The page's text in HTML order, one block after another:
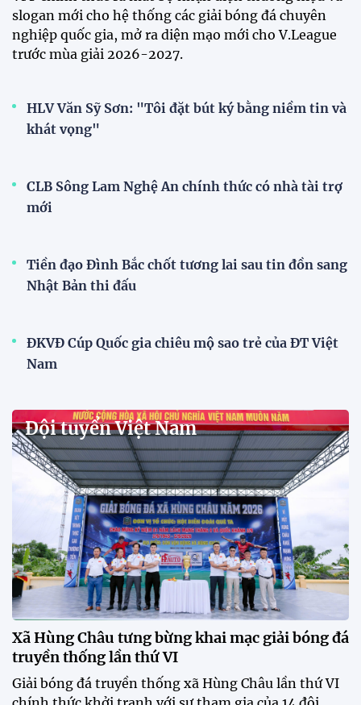
Dàn sao U23 Việt Nam hội quân
trong mưa, sẵn sàng cho chiến
2026
Đội tuyển Việt Nam được tiếp
thêm sức mạnh trước trận gặp
tại ASEAN Cup 2026
17:17 27/07/2026
XSKT Đắk Lắk viết nên lịch sử
với chức vô địch VPL-S7
20:58 26/07/2026
Tài Lộc trở lại, ĐT Việt Nam
"khổ luyện" dưới nắng gắt tại
Hà Nội
12:12 26/07/2026